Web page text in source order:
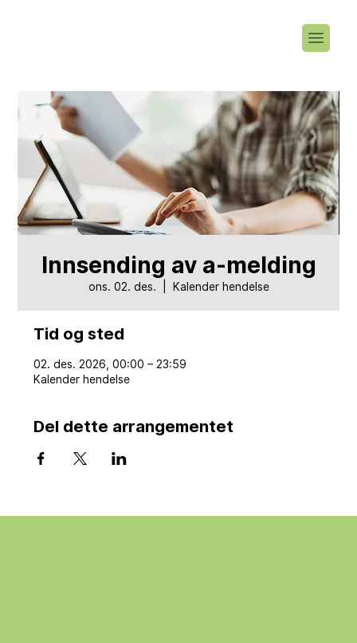
Innsending av a-melding
ons. 02. des. Kalender hendelse
Tid og sted
02. des. 2026, 00:00 – 23:59
Kalender hendelse
Del dette arrangementet